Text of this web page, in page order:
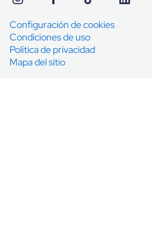
Configuración de cookies
Condiciones de uso
Política de privacidad
Mapa del sitio